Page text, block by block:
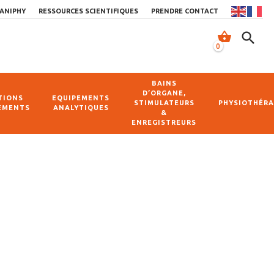
0
shopping_basket search
RESSOURCES SCIENTIFIQUES PRENDRE CONTACT
EQUIPEMENTS
ANALYTIQUES
BAINS
D’ORGANE,
STIMULATEURS
&
ENREGISTREURS